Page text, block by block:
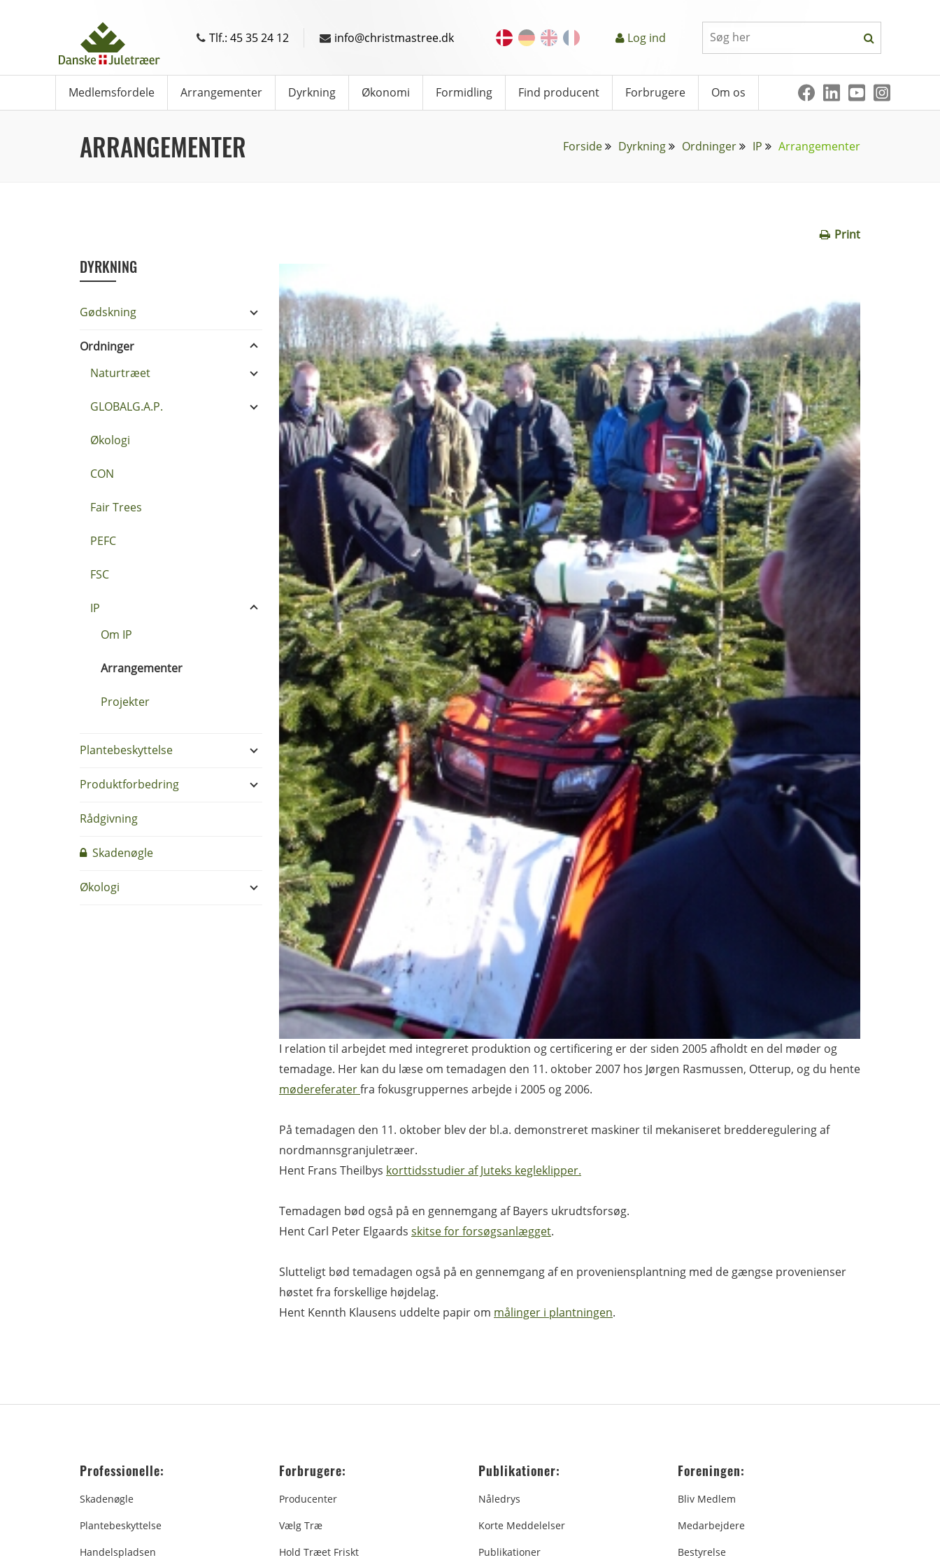
Tlf.: 45 35 24 12 info@christmastree.dk Log ind
Medlemsfordele Arrangementer Dyrkning Økonomi Formidling Find producent Forbrugere Om os
ARRANGEMENTER Forside Dyrkning Ordninger IP Arrangementer
Print
DYRKNING
Gødskning
Ordninger
Naturtræet
GLOBALG.A.P.
Økologi
CON
Fair Trees
PEFC
FSC
IP
Om IP
Arrangementer
Projekter
Plantebeskyttelse
Produktforbedring
Rådgivning
Skadenøgle
Økologi
I relation til arbejdet med integreret produktion og certificering er der siden 2005 afholdt en del møder og
temadage. Her kan du læse om temadagen den 11. oktober 2007 hos Jørgen Rasmussen, Otterup, og du hente
mødereferaterfra fokusgruppernes arbejde i 2005 og 2006.
På temadagen den 11. oktober blev der bl.a. demonstreret maskiner til mekaniseret bredderegulering af
nordmannsgranjuletræer.
Hent Frans Theilbys korttidsstudier af Juteks kegleklipper.
Temadagen bød også på en gennemgang af Bayers ukrudtsforsøg.
Hent Carl Peter Elgaards skitse for forsøgsanlægget.
Slutteligt bød temadagen også på en gennemgang af en proveniensplantning med de gængse provenienser
høstet fra forskellige højdelag.
Hent Kennth Klausens uddelte papir om målinger i plantningen.
Professionelle:
Skadenøgle
Plantebeskyttelse
Handelspladsen
Forbrugere:
Producenter
Vælg Træ
Hold Træet Friskt
Publikationer:
Nåledrys
Korte Meddelelser
Publikationer
Foreningen:
Bliv Medlem
Medarbejdere
Bestyrelse